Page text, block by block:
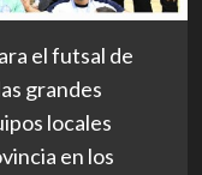
el futsal de
grandes
locales
en los